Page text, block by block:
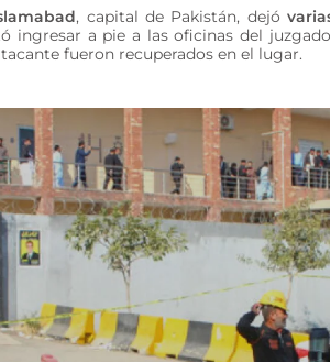
, capital de Pakistán, dejó
ingresar a pie a las oficinas del
fueron recuperados en el lugar.